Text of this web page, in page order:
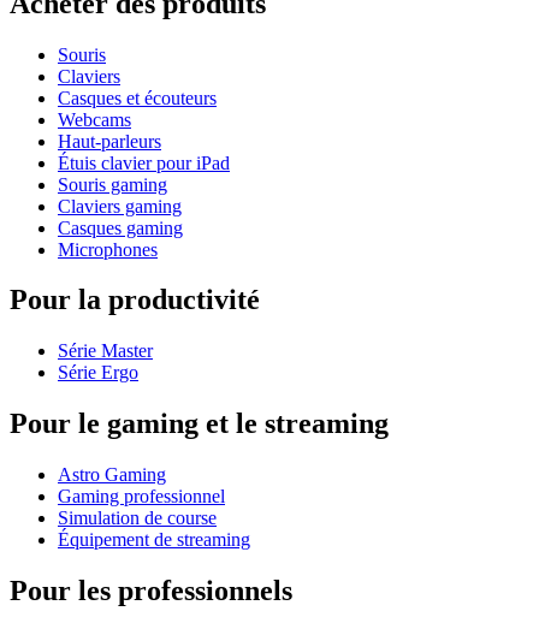
Souris
Claviers
Casques et écouteurs
Webcams
Haut-parleurs
Étuis clavier pour iPad
Souris gaming
Claviers gaming
Casques gaming
Microphones
Pour la productivité
Série Master
Série Ergo
Pour le gaming et le streaming
Astro Gaming
Gaming professionnel
Simulation de course
Équipement de streaming
Pour les professionnels